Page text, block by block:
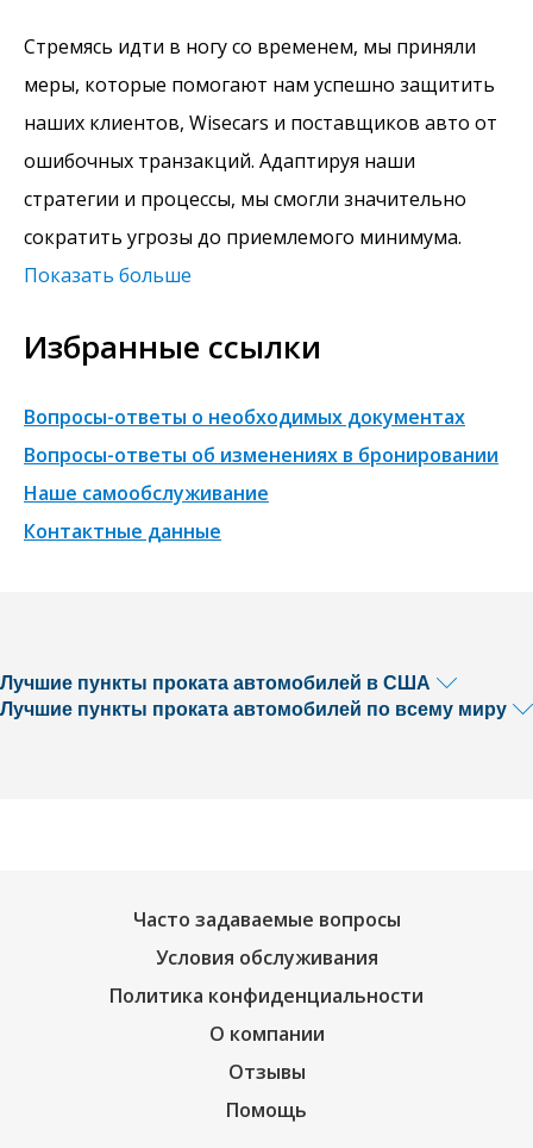
Стремясь идти в ногу со временем, мы приняли
меры, которые помогают нам успешно защитить
наших клиентов, Wisecars и поставщиков авто от
ошибочных транзакций. Адаптируя наши
стратегии и процессы, мы смогли значительно
сократить угрозы до приемлемого минимума.
Показать больше
Избранные ссылки
Вопросы-ответы о необходимых документах
Вопросы-ответы об изменениях в бронировании
Наше самообслуживание
Контактные данные
Лучшие пункты проката автомобилей в США
Лучшие пункты проката автомобилей по всему миру
Часто задаваемые вопросы
Условия обслуживания
Политика конфиденциальности
О компании
Отзывы
Помощь